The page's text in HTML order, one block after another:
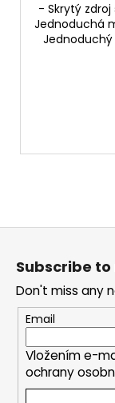
- Skrytý
Jednoduchá
Jednoduchý
Subscribe
Don't miss any
Email
Vložením e-
ochrany